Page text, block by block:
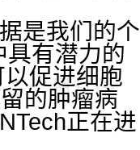
是我们的个
有潜力的
促进细胞
的肿瘤病
正在进